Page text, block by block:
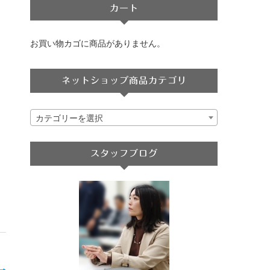
カート
お買い物カゴに商品がありません。
ネットショップ商品カテゴリ
カテゴリーを選択
スタッフブログ